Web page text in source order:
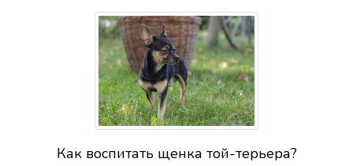
Как воспитать щенка той-терьера?